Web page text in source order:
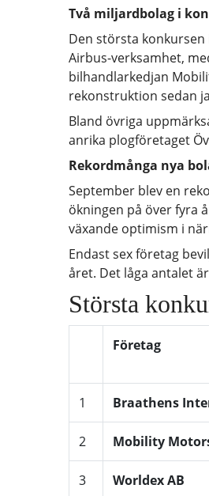
Två miljardbolag i
Den största
Airbus-verksamhet,
bilhandlarkedjan
rekonstruktion sedan
Bland övriga
anrika plogföretaget
Rekordmånga nya
September blev en
ökningen på över fyra
växande optimism i
Endast sex företag
året. Det låga antalet
Största
Företag
1 Braathens
2 Mobility
3 Worldex AB